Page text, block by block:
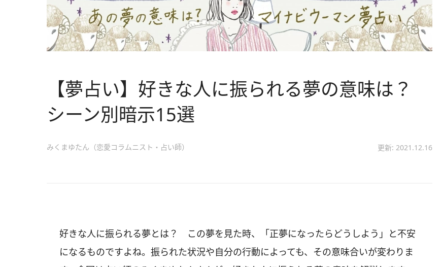
【夢占い】好きな人に振られる夢の意味は？
シーン別暗示15選
みくまゆたん（恋愛コラムニスト・占い師） 更新: 2021.12.16
好きな人に振られる夢とは？ この夢を見た時、「正夢になったらどうしよう」と不安
になるものですよね。振られた状況や自分の行動によっても、その意味合いが変わりま